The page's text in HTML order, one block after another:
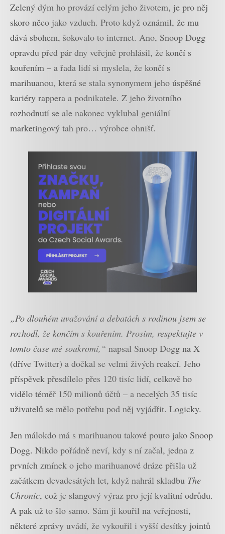
Zelený dým ho provází celým jeho životem, je pro něj
skoro něco jako vzduch. Proto když oznámil, že mu
dává sbohem, šokovalo to internet. Ano, Snoop Dogg
opravdu před pár dny veřejně prohlásil, že končí s
kouřením – a řada lidí si myslela, že končí s
marihuanou, která se stala synonymem jeho úspěšné
kariéry rappera a podnikatele. Z jeho životního
rozhodnutí se ale nakonec vyklubal geniální
marketingový tah pro… výrobce ohnišť.
„Po dlouhém uvažování a debatách s rodinou jsem se
rozhodl, že končím s kouřením. Prosím, respektujte v
tomto čase mé soukromí,“ napsal Snoop Dogg na X
(dříve Twitter) a dočkal se velmi živých reakcí. Jeho
příspěvek přesdílelo přes 120 tisíc lidí, celkově ho
vidělo téměř 150 milionů účtů – a necelých 35 tisíc
uživatelů se mělo potřebu pod něj vyjádřit. Logicky.
Jen málokdo má s marihuanou takové pouto jako Snoop
Dogg. Nikdo pořádně neví, kdy s ní začal, jedna z
prvních zmínek o jeho marihuanové dráze přišla už
začátkem devadesátých let, když nahrál skladbu The
Chronic, což je slangový výraz pro její kvalitní odrůdu.
A pak už to šlo samo. Sám ji kouřil na veřejnosti,
některé zprávy uvádí, že vykouřil i vyšší desítky jointů